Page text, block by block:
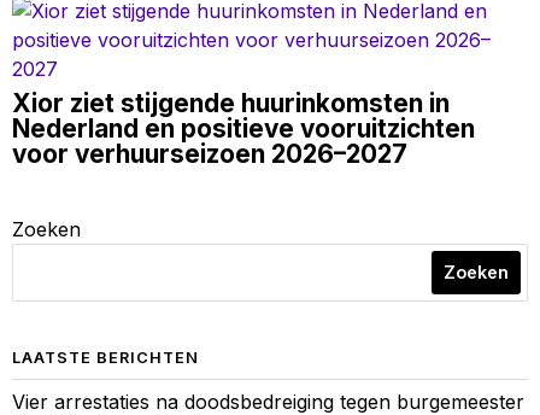
Xior ziet stijgende huurinkomsten in
Nederland en positieve vooruitzichten
voor verhuurseizoen 2026–2027
Zoeken
Zoeken
LAATSTE BERICHTEN
Vier arrestaties na doodsbedreiging tegen burgemeester